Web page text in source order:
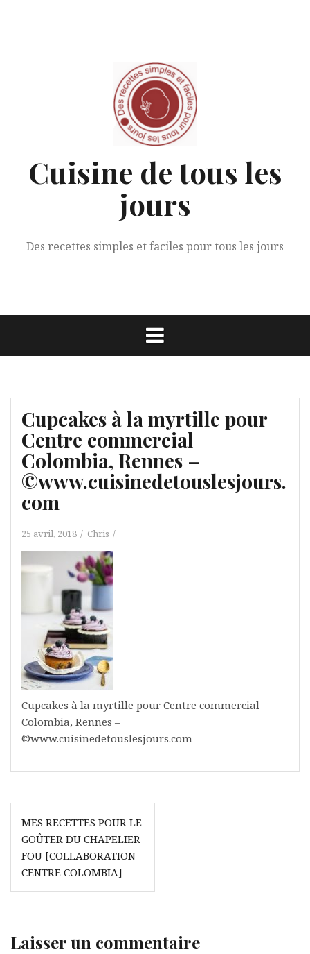
Cuisine de tous les
jours
Des recettes simples et faciles pour tous les jours
Cupcakes à la myrtille pour
Centre commercial
Colombia, Rennes –
©www.cuisinedetouslesjours.
com
25 avril, 2018 Chris
Cupcakes à la myrtille pour Centre commercial
Colombia, Rennes –
©www.cuisinedetouslesjours.com
Navigation
de
l’article
MES RECETTES POUR LE
GOÛTER DU CHAPELIER
FOU [COLLABORATION
CENTRE COLOMBIA]
Laisser un commentaire